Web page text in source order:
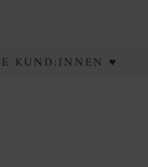
KUND:INNEN ♥